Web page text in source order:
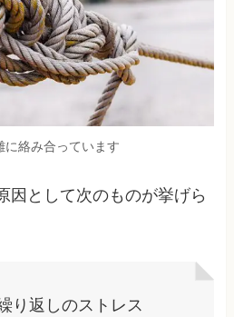
に絡み合っています
因として次のものが挙げら
り返しのストレス